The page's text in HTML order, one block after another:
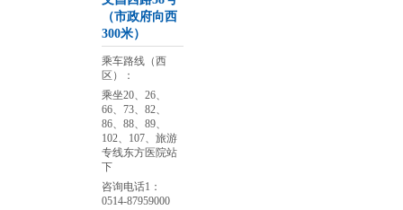
（市政府向西
300米）
乘车路线（西
区）：
乘坐20、26、
66、73、82、
86、88、89、
102、107、旅游
专线东方医院站
下
咨询电话1：
0514-87959000